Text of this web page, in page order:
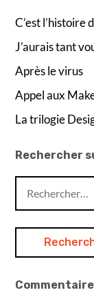
C’est l’histoire
J’aurais tant
Après le virus
Appel aux
La trilogie
Rechercher